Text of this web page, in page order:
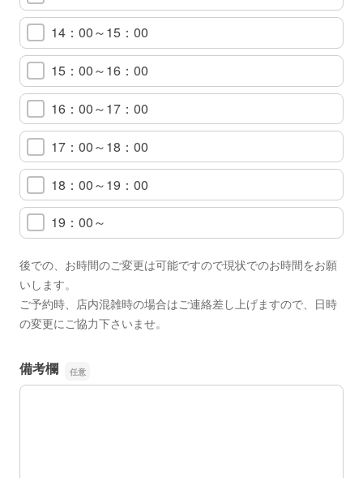
14：00～15：00
15：00～16：00
16：00～17：00
17：00～18：00
18：00～19：00
19：00～
後での、お時間のご変更は可能ですので現状でのお時間をお願
いします。
ご予約時、店内混雑時の場合はご連絡差し上げますので、日時
の変更にご協力下さいませ。
備考欄
備考欄